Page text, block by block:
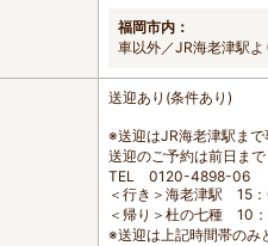
福岡市内：
車以外／JR海老津駅
送迎あり(条件あり)
※送迎はJR海老津駅まで
送迎のご予約は前日まで
TEL 0120-4898-06
＜行き＞海老津駅 15
＜帰り＞杜の七種 10
※送迎は上記時間帯のみ